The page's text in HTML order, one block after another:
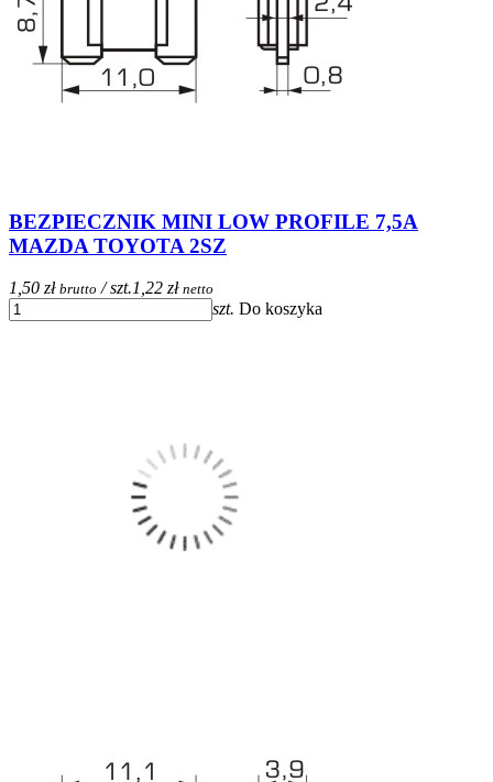
BEZPIECZNIK MINI LOW PROFILE 7,5A
MAZDA TOYOTA 2SZ
1,50 zł brutto / szt.1,22 zł netto
szt. Do koszyka